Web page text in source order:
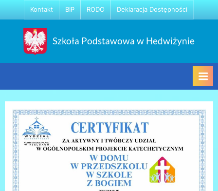
to
content
Kontakt BIP RODO Deklaracja Dostępności
Szkoła Podstawowa w Hedwiżynie